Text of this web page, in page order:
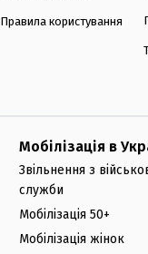
Правила користування
Мобілізація в
Звільнення з
служби
Мобілізація 50+
Мобілізація жінок